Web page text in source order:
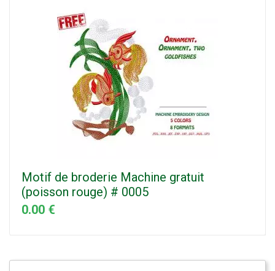
Motif de broderie Machine gratuit
(poisson rouge) # 0005
0.00 €